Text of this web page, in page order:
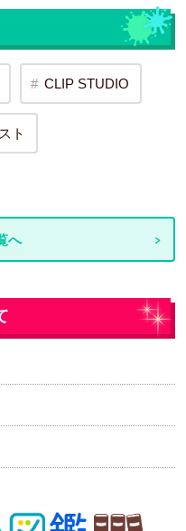
CLIP STUDIO
ト
へ